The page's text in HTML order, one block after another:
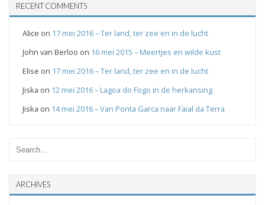
RECENT COMMENTS
Alice on 17 mei 2016 – Ter land, ter zee en in de lucht
John van Berloo on 16 mei 2015 – Meertjes en wilde kust
Elise on 17 mei 2016 – Ter land, ter zee en in de lucht
Jiska on 12 mei 2016 – Lagoa do Fogo in de herkansing
Jiska on 14 mei 2016 – Van Ponta Garca naar Faial da Terra
ARCHIVES